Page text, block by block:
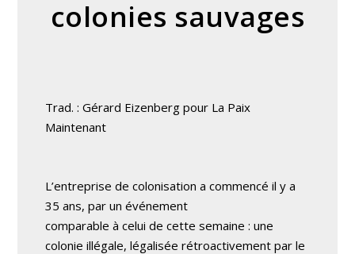
colonies sauvages
Trad. : Gérard Eizenberg pour La Paix
Maintenant
L’entreprise de colonisation a commencé il y a
35 ans, par un événement
comparable à celui de cette semaine : une
colonie illégale, légalisée rétroactivement par le